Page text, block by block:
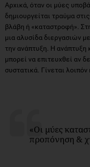
Αρχικά, όταν οι μύες
δημιουργείται τραύμα
βλάβη ή «καταστροφή».
μια αλυσίδα διεργασιών
την ανάπτυξη. Η
μπορεί να επιτευχθεί αν
συστατικά. Γίνεται
«Οι μύες
προπόνηση &